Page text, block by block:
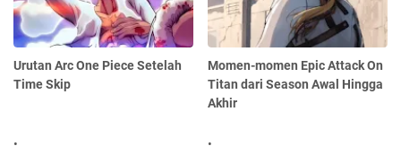
Urutan Arc One Piece Setelah
Time Skip
Momen-momen Epic Attack On
Titan dari Season Awal Hingga
Akhir